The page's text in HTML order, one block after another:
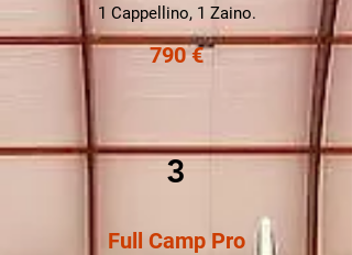
1 Cappellino, 1 Zaino.
790 €
3
Full Camp Pro